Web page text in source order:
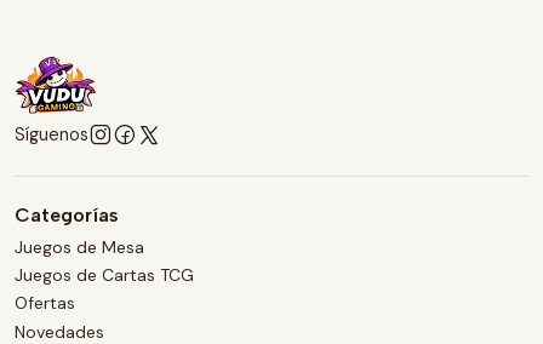
Síguenos
Categorías
Juegos de Mesa
Juegos de Cartas TCG
Ofertas
Novedades